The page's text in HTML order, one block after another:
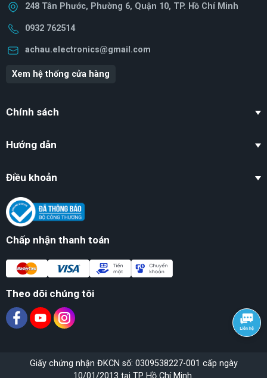
248 Tân Phước, Phường 6, Quận 10, TP. Hồ Chí Minh
0932 762514
achau.electronics@gmail.com
Xem hệ thống cửa hàng
Chính sách
Hướng dẫn
Điều khoản
Chấp nhận thanh toán
Theo dõi chúng tôi
Giấy chứng nhận ĐKCN số: 0309538227-001 cấp ngày
10/01/2013 tại TP Hồ Chí Minh.